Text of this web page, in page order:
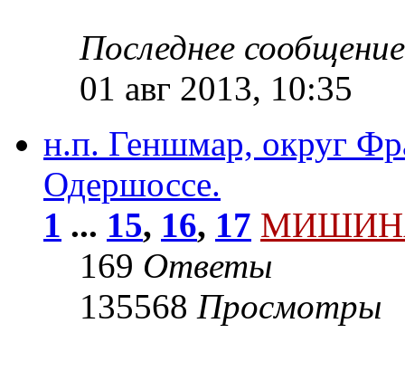
Последнее
01 авг 2013, 10:35
н.п. Геншмар, округ
Одершоссе.
1 ... 15, 16, 17
169 Ответы
135568 Просмотры